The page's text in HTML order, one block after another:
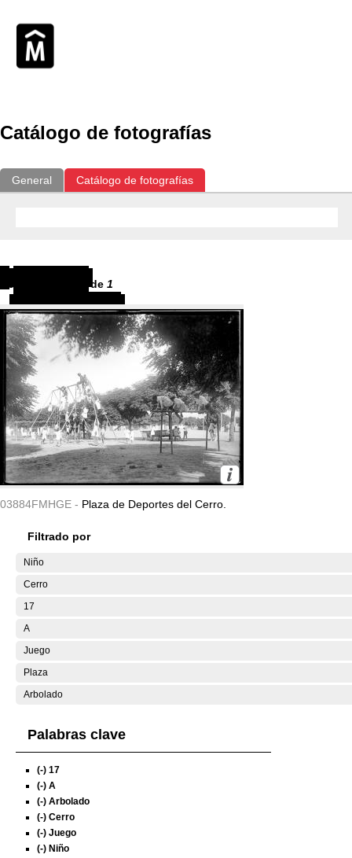
Catálogo de fotografías
General Catálogo de fotografías
de 1
03884FMHGE - Plaza de Deportes del Cerro.
Filtrado por
Niño
Cerro
17
A
Juego
Plaza
Arbolado
Palabras clave
(-) 17
(-) A
(-) Arbolado
(-) Cerro
(-) Juego
(-) Niño